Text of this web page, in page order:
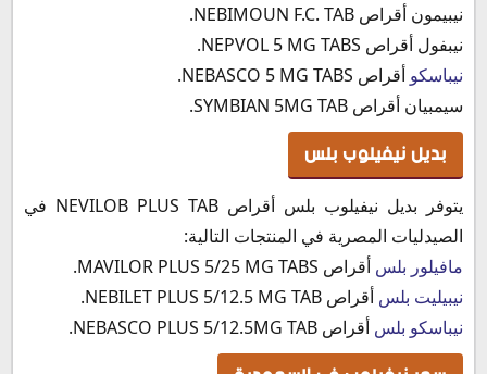
نيبيمون أقراص NEBIMOUN F.C. TAB.
نيبفول أقراص NEPVOL 5 MG TABS.
نيباسكو أقراص NEBASCO 5 MG TABS.
سيمبيان أقراص SYMBIAN 5MG TAB.
بديل نيفيلوب بلس
يتوفر بديل نيفيلوب بلس أقراص NEVILOB PLUS TAB في
الصيدليات المصرية في المنتجات التالية:
مافيلور بلس أقراص MAVILOR PLUS 5/25 MG TABS.
نيبيليت بلس أقراص NEBILET PLUS 5/12.5 MG TAB.
نيباسكو بلس أقراص NEBASCO PLUS 5/12.5MG TAB.